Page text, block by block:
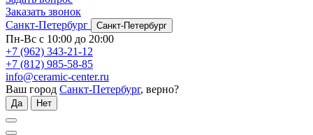
Заказать звонок
Санкт-Петербург
Санкт-Петербург
Пн-Вс с 10:00 до 20:00
+7 (962) 343-21-12
+7 (812) 985-58-85
info@ceramic-center.ru
Ваш город Санкт-Петербург, верно?
Да Нет